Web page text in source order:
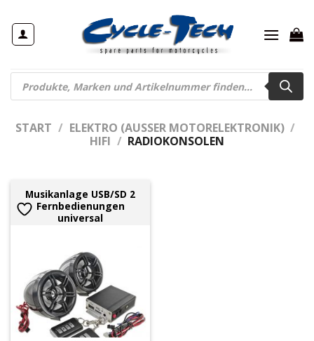
Inhalt
springen
Products
search
START / ELEKTRO (AUSSER MOTORELEKTRONIK) /
HIFI / RADIOKONSOLEN
Musikanlage USB/SD 2
Fernbedienungen
universal